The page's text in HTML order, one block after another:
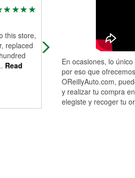
this store,
replaced
Read
Top notch service.
replacement low beam
what I bought before
that... Read More
En ocasiones, lo
por eso que
OReillyAuto.com,
y realizar tu compra
elegiste y recoger tu